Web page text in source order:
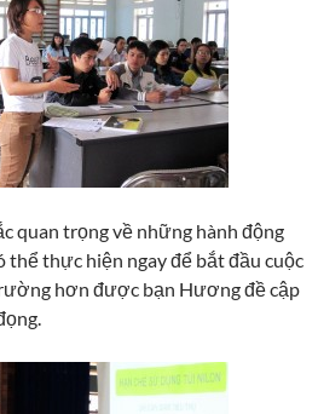
quan trọng về những hành động
thể thực hiện ngay để bắt đầu cuộc
hơn được bạn Hương đề cập